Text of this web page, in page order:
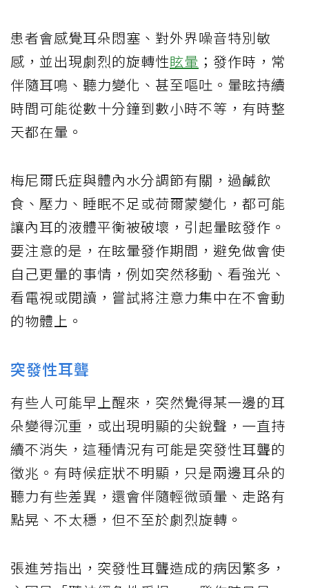
患者會感覺耳朵悶塞、對外界噪音特別敏
感，並出現劇烈的旋轉性眩暈 ；發作時，常
伴隨耳鳴、聽力變化、甚至嘔吐。暈眩持續
時間可能從數十分鐘到數小時不等，有時整
天都在暈。
梅尼爾氏症與體內水分調節有關，過鹹飲
食、壓力、睡眠不足或荷爾蒙變化，都可能
讓內耳的液體平衡被破壞，引起暈眩發作。
要注意的是，在眩暈發作期間，避免做會使
自己更暈的事情，例如突然移動、看強光、
看電視或閱讀，嘗試將注意力集中在不會動
的物體上。
突發性耳聾
有些人可能早上醒來，突然覺得某一邊的耳
朵變得沉重，或出現明顯的尖銳聲，一直持
續不消失，這種情況有可能是突發性耳聾的
徵兆。有時候症狀不明顯，只是兩邊耳朵的
聽力有些差異，還會伴隨輕微頭暈、走路有
點晃、不太穩，但不至於劇烈旋轉。
張進芳指出，突發性耳聾造成的病因繁多，